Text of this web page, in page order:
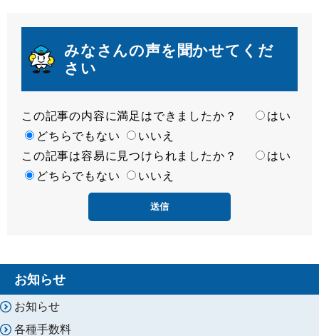
みなさんの声を聞かせてくだ
さい
満
足
度
この記事の内容に満足はできましたか？
はい
どちらでもない
いいえ
容
易
この記事は容易に見つけられましたか？
はい
どちらでもない
いいえ
お知らせ
お知らせ
各種手数料